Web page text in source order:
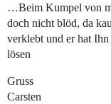
…Beim Kumpel von
doch nicht blöd, da
verklebt und er hat
lösen
Gruss
Carsten